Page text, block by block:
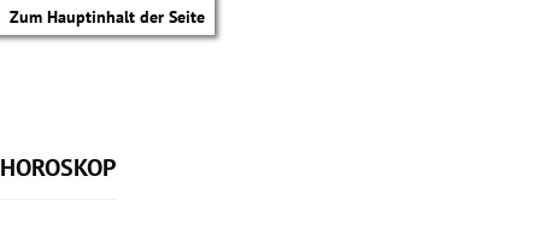
Zum Hauptinhalt der Seite
HOROSKOP